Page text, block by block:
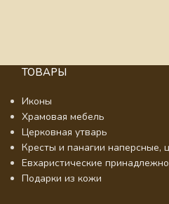
ТОВАРЫ
Иконы
Храмовая мебель
Церковная утварь
Кресты и панагии наперсные,
Евхаристические
Подарки из кожи